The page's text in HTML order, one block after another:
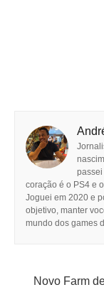
passei
coração é o PS4 e
Joguei em 2020 e
objetivo, manter
mundo dos games
Novo Farm